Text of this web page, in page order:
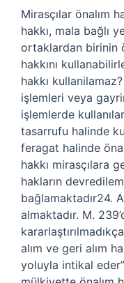
Mirasçılar önalım
hakkı, mala bağlı
ortaklardan birinin
hakkını
hakkı
işlemleri veya
işlemlerde
tasarrufu halinde
feragat halinde
hakkı mirasçılara
hakların
bağlamaktadır24.
almaktadır. M.
alım ve geri alım
yoluyla intikal